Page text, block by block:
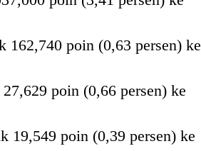
162,740 poin (0,63 persen) ke
poin (0,66 persen) ke
19,549 poin (0,39 persen) ke